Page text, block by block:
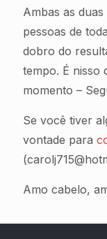
Ambas as
pessoas de
dobro do
tempo. É nisso
momento –
Se você tiver
vontade para
Amo cabelo,